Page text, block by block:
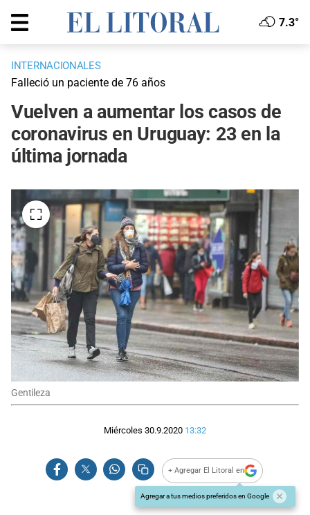
7.3°
INTERNACIONALES
Falleció un paciente de 76 años
Vuelven a aumentar los casos de
coronavirus en Uruguay: 23 en la
última jornada
Gentileza
Miércoles 30.9.2020 13:32
+ Agregar El Litoral en
Agregar a tus medios preferidos en Google